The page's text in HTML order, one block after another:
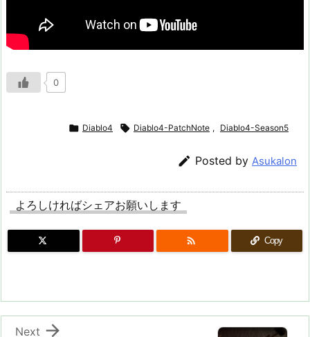
0
 Diablo4  Diablo4-PatchNote , Diablo4-Season5
 Posted by Asukalon
よろしければシェアお願いします
 Copy

Next